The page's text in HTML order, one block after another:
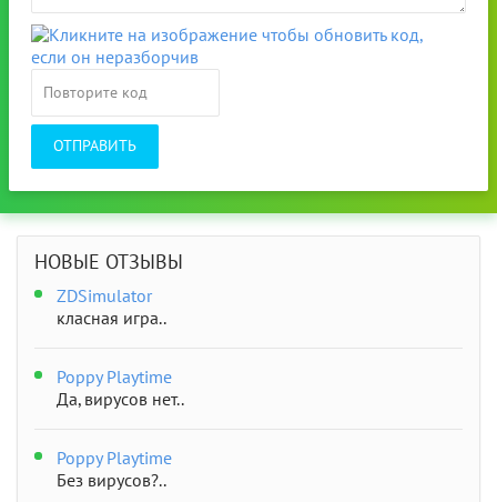
ОТПРАВИТЬ
НОВЫЕ ОТЗЫВЫ
ZDSimulator
класная игра..
Poppy Playtime
Да, вирусов нет..
Poppy Playtime
Без вирусов?..